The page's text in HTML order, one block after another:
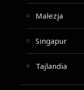
Malezja
Singapur
Tajlandia